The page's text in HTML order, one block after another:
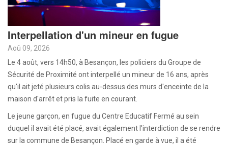
Interpellation d'un mineur en fugue
Aoû 09, 2026
Le 4 août, vers 14h50, à Besançon, les policiers du Groupe de
Sécurité de Proximité ont interpellé un mineur de 16 ans, après
qu'il ait jeté plusieurs colis au-dessus des murs d'enceinte de la
maison d'arrêt et pris la fuite en courant.
Le jeune garçon, en fugue du Centre Educatif Fermé au sein
duquel il avait été placé, avait également l'interdiction de se rendre
sur la commune de Besançon. Placé en garde à vue, il a été